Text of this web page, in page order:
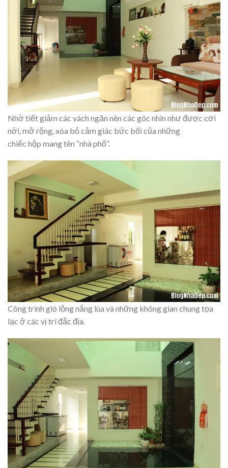
Nhờ tiết giảm các vách ngăn nên các góc nhìn như được cơi
nới, mở rộng, xóa bỏ cảm giác bức bối của những
chiếc hộp mang tên “nhà phố”.
Công trình gió lộng nắng lùa và những không gian chung tọa
lạc ở các vị trí đắc địa.